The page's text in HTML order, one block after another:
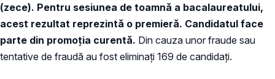
(zece). Pentru sesiunea de toamnă a bacalaureatului,
acest rezultat reprezintă o premieră. Candidatul face
parte din promoția curentă. Din cauza unor fraude sau
tentative de fraudă au fost eliminați 169 de candidați.